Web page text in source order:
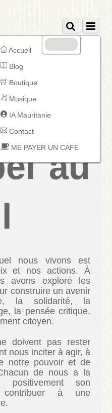
Accueil
Blog
Boutique
Musique
IA Mauritanie
Contact
ME PAYER UN CAFE
au
nous vivons est
et nos actions. À
avons exploré les
construire un avenir
la solidarité, la
la pensée critique,
citoyen.
doivent pas rester
nous inciter à agir, à
notre pouvoir et de
de nous a la
positivement son
à une